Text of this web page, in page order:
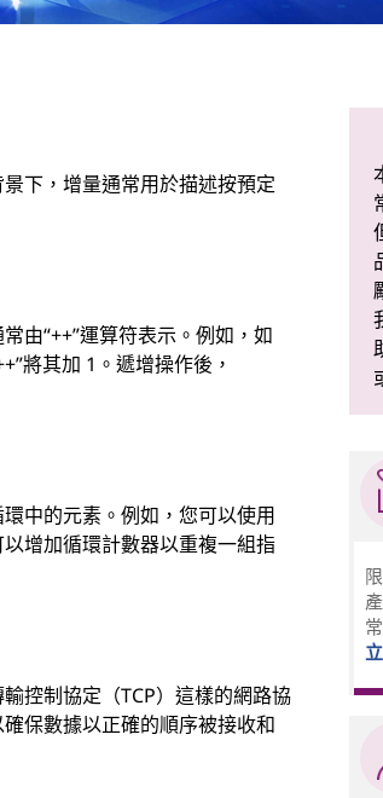
下，增量通常用於描述按預定
由“++”運算符表示。例如，如
將其加 1。遞增操作後，
中的元素。例如，您可以使用
增加循環計數器以重複一組指
控制協定（TCP）這樣的網路協
保數據以正確的順序被接收和